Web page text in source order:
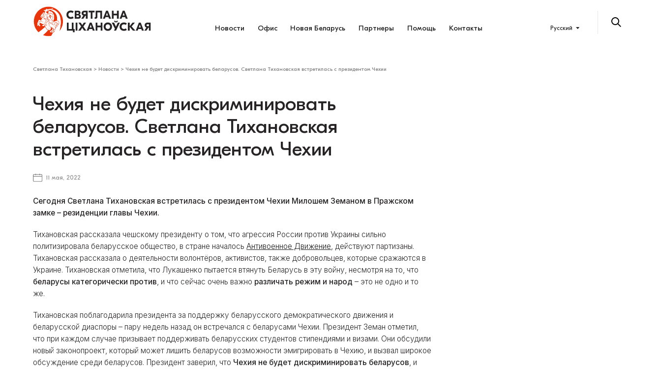
Новости Офис Новая Беларусь Партнеры Помощь Контакты Русский
Светлана Тихановская > Новости > Чехия не будет дискриминировать беларусов. Светлана Тихановская встретилась с президентом Чехии
Чехия не будет дискриминировать
беларусов. Светлана Тихановская
встретилась с президентом Чехии
11 мая, 2022
Сегодня Светлана Тихановская встретилась с президентом Чехии Милошем Земаном в Пражском
замке – резиденции главы Чехии.
Тихановская рассказала чешскому президенту о том, что агрессия России против Украины сильно
политизировала беларусское общество, в стране началосьАнтивоенное Движение, действуют партизаны.
Тихановская рассказала о деятельности волонтёров, активистов, также добровольцев, которые сражаются в
Украине. Тихановская отметила, что Лукашенко пытается втянуть Беларусь в эту войну, несмотря на то, что
беларусы категорически против, и что сейчас очень важно различать режим и народ – это не одно и то
же.
Тихановская поблагодарила президента за поддержку беларусского демократического движения и
беларусской диаспоры – пару недель назад он встречался с беларусами Чехии. Президент Земан отметил,
что при каждом случае призывает поддерживать беларусских студентов стипендиями и визами. Они обсудили
новый законопроект, который может лишить беларусов возможности эмигрировать в Чехию, и вызвал широкое
обсуждение среди беларусов. Президент заверил, что Чехия не будет дискриминировать беларусов, и